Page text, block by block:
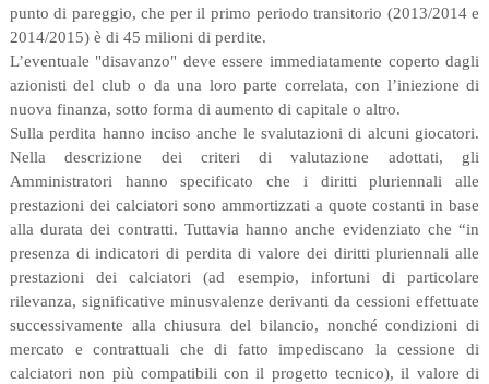
punto di pareggio, che per il primo periodo transitorio (2013/2014 e
2014/2015) è di 45 milioni di perdite.
L’eventuale "disavanzo" deve essere immediatamente coperto dagli
azionisti del club o da una loro parte correlata, con l’iniezione di
nuova finanza, sotto forma di aumento di capitale o altro.
Sulla perdita hanno inciso anche le svalutazioni di alcuni giocatori.
Nella descrizione dei criteri di valutazione adottati, gli
Amministratori hanno specificato che i diritti pluriennali alle
prestazioni dei calciatori sono ammortizzati a quote costanti in base
alla durata dei contratti. Tuttavia hanno anche evidenziato che “in
presenza di indicatori di perdita di valore dei diritti pluriennali alle
prestazioni dei calciatori (ad esempio, infortuni di particolare
rilevanza, significative minusvalenze derivanti da cessioni effettuate
successivamente alla chiusura del bilancio, nonché condizioni di
mercato e contrattuali che di fatto impediscano la cessione di
calciatori non più compatibili con il progetto tecnico), il valore di